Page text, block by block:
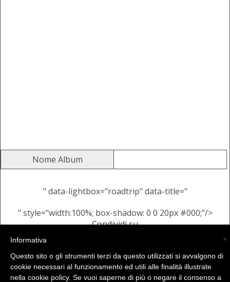
Nome Album
" data-lightbox="roadtrip" data-title="
" style="width:100%; box-shadow: 0 0 20px #000;"/>
Condividi su
Alcune Immagini Casuali dallo
stesso Album
×
Informativa
Questo sito o gli strumenti terzi da questo utilizzati si avvalgono di
cookie necessari al funzionamento ed utili alle finalità illustrate
nella cookie policy. Se vuoi saperne di più o negare il consenso a